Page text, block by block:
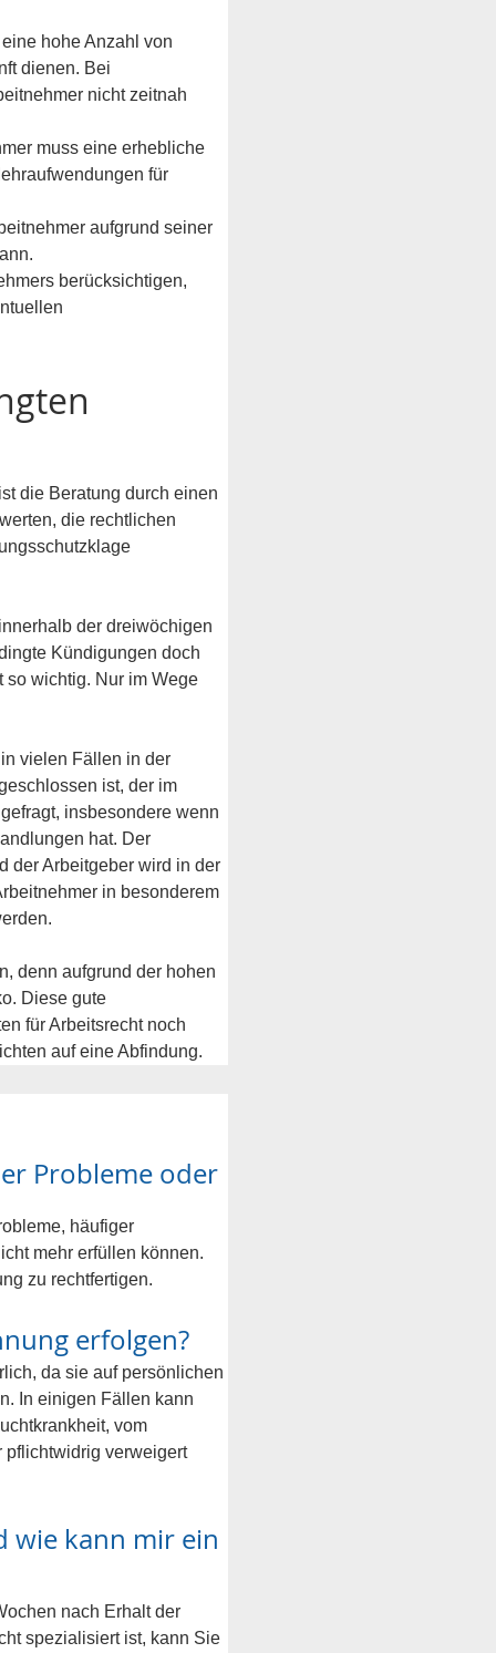
hohe Anzahl von
dienen. Bei
nicht zeitnah
muss eine erhebliche
für
aufgrund seiner
berücksichtigen,
die Beratung durch einen
die rechtlichen
der dreiwöchigen
Kündigungen doch
wichtig. Nur im Wege
vielen Fällen in der
ist, der im
insbesondere wenn
hat. Der
der Arbeitgeber wird in der
in besonderem
denn aufgrund der hohen
Diese gute
für Arbeitsrecht noch
auf eine Abfindung.
Probleme oder
häufiger
mehr erfüllen können.
zu rechtfertigen.
erfolgen?
da sie auf persönlichen
In einigen Fällen kann
vom
pflichtwidrig verweigert
wie kann mir ein
nach Erhalt der
spezialisiert ist, kann Sie